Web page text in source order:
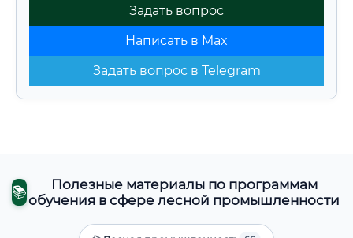
Задать вопрос
Написать в Max
Задать вопрос в Telegram
📚
Полезные материалы по программам
обучения в сфере лесной промышленности